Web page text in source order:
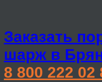
Заказать
шарж в
8 800 222 02